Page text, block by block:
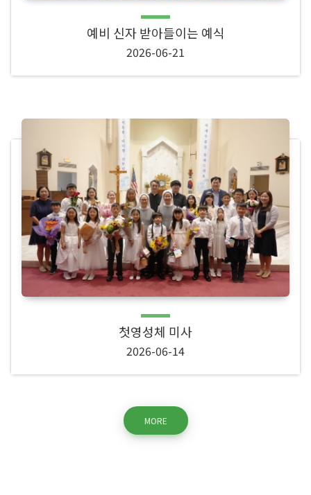
예비 신자 받아들이는 예식
2026-06-21
첫영성체 미사
2026-06-14
MORE